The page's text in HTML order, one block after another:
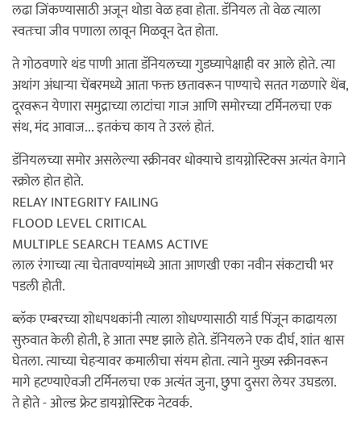
लढा जिंकण्यासाठी अजून थोडा वेळ हवा होता. डॅनियल तो वेळ त्याला
स्वतःचा जीव पणाला लावून मिळवून देत होता.
ते गोठवणारे थंड पाणी आता डॅनियलच्या गुडघ्यापेक्षाही वर आले होते. त्या
अथांग अंधाऱ्या चेंबरमध्ये आता फक्त छतावरून पाण्याचे सतत गळणारे थेंब,
दूरवरून येणारा समुद्राच्या लाटांचा गाज आणि समोरच्या टर्मिनलचा एक
संथ, मंद आवाज... इतकंच काय ते उरलं होतं.
डॅनियलच्या समोर असलेल्या स्क्रीनवर धोक्याचे डायग्नोस्टिक्स अत्यंत वेगाने
स्क्रोल होत होते.
RELAY INTEGRITY FAILING
FLOOD LEVEL CRITICAL
MULTIPLE SEARCH TEAMS ACTIVE
लाल रंगाच्या त्या चेतावण्यांमध्ये आता आणखी एका नवीन संकटाची भर
पडली होती.
ब्लॅक एम्बरच्या शोधपथकांनी त्याला शोधण्यासाठी यार्ड पिंजून काढायला
सुरुवात केली होती, हे आता स्पष्ट झाले होते. डॅनियलने एक दीर्घ, शांत श्वास
घेतला. त्याच्या चेहऱ्यावर कमालीचा संयम होता. त्याने मुख्य स्क्रीनवरून
मागे हटण्याऐवजी टर्मिनलचा एक अत्यंत जुना, छुपा दुसरा लेयर उघडला.
ते होते - ओल्ड फ्रेट डायग्नोस्टिक नेटवर्क.